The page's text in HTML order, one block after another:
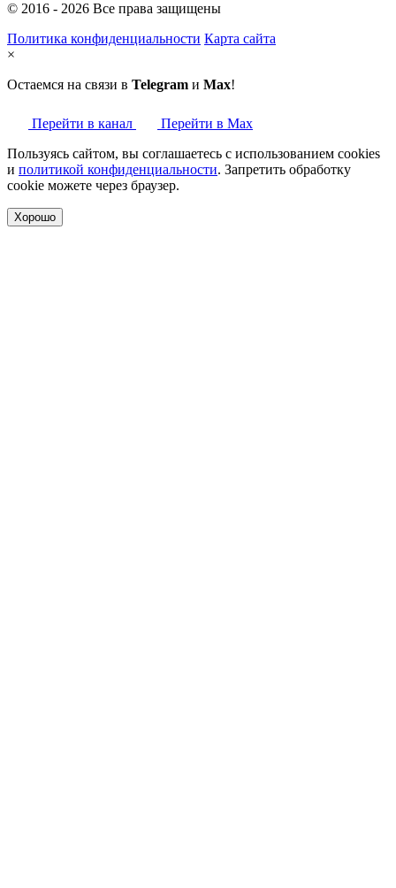
© 2016 - 2026 Все права защищены
Политика конфиденциальности Карта сайта
×
Остаемся на связи в Telegram и Max!
Перейти в канал
Перейти в Max
Пользуясь сайтом, вы соглашаетесь с использованием cookies
и политикой конфиденциальности. Запретить обработку
cookie можете через браузер.
Хорошо